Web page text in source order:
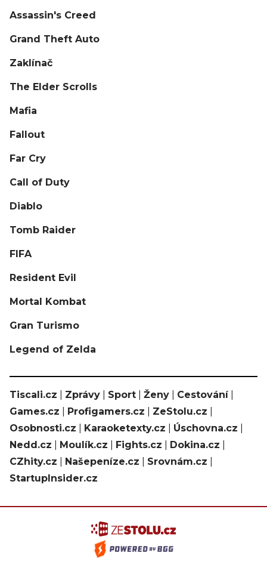
Assassin's Creed
Grand Theft Auto
Zaklínač
The Elder Scrolls
Mafia
Fallout
Far Cry
Call of Duty
Diablo
Tomb Raider
FIFA
Resident Evil
Mortal Kombat
Gran Turismo
Legend of Zelda
Tiscali.cz Zprávy Sport Ženy Cestování|
Games.cz
Profigamers.cz ZeStolu.cz
Osobnosti.cz
Karaoketexty.cz Úschovna.cz
Nedd.cz
Moulík.cz Fights.cz Dokina.cz
CZhity.cz
Našepeníze.cz Srovnám.cz
StartupInsider.cz